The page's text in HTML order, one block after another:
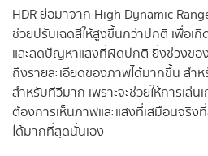
HDR ย่อมาจาก High Dynamic
ช่วยปรับเฉดสีให้สูงขึ้นกว่าปกติ เพื่อเ
และลดปัญหาแสงที่ผิดปกติ ยิ่งช่วงของ
ถึงรายละเอียดของภาพได้มากขึ้น สำ
สำหรับทีวีมาก เพราะจะช่วยให้การเล่
ต้องการเห็นภาพและแสงที่เสมือนจริง
ได้มากที่สุดนั่นเอง